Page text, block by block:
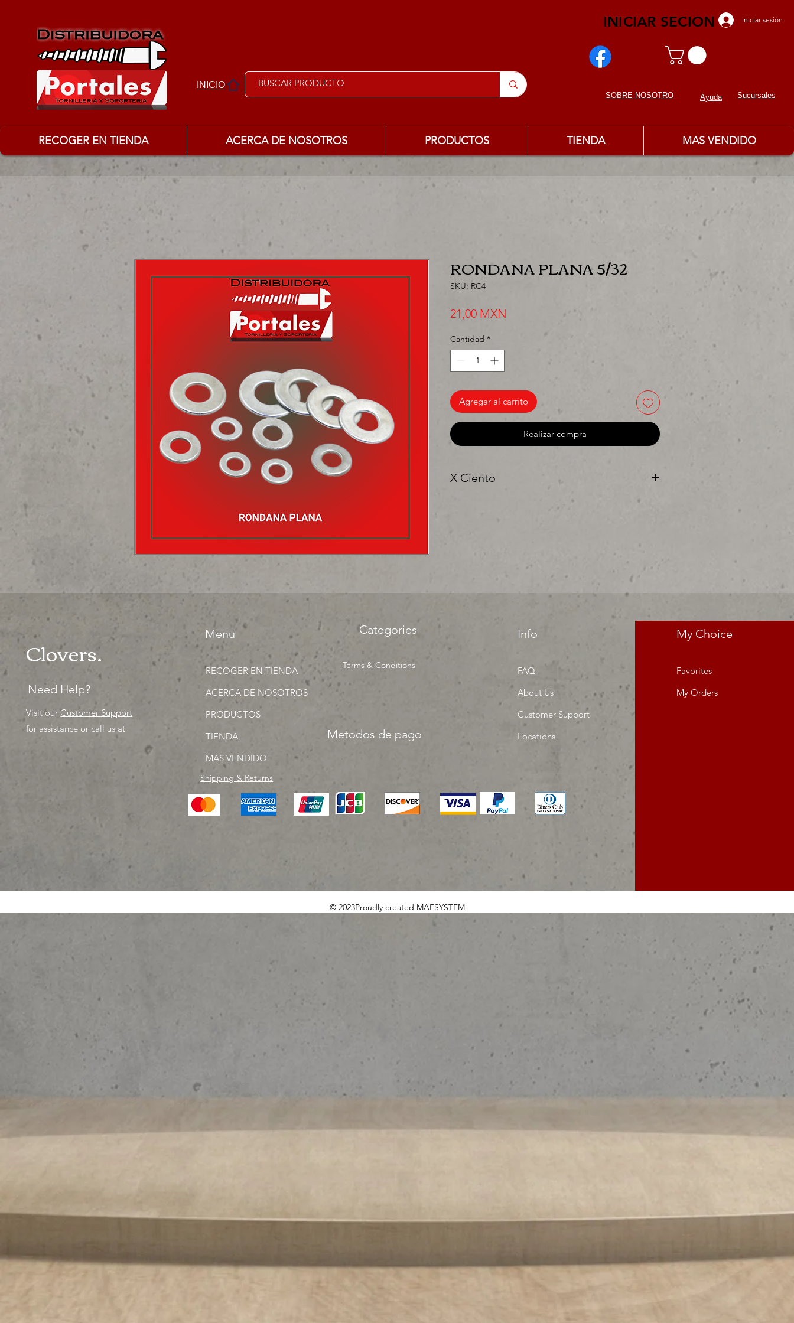
INICIO
Iniciar sesión
INICIAR SECION
SOBRE NOSOTROS Ayuda Sucursales
RECOGER EN TIENDA ACERCA DE NOSOTROS PRODUCTOS TIENDA MAS VENDIDO
RONDANA PLANA 5/32
SKU: RC4
21,00 MXN
Cantidad *
Agregar al carrito
Realizar compra
X Ciento
"Ya sea para comprar o para surtir, solo los mejores
Clovers.
Need Help?
Visit ourCustomer Support
for assistance or call us at
Menu
RECOGER EN TIENDA
ACERCA DE NOSOTROS
PRODUCTOS
TIENDA
MAS VENDIDO
Shipping & Returns
Categories
Terms & Conditions
Info
FAQ
About Us
Customer Support
Locations
My Choice
Favorites
My Orders
Metodos de pago
© 2023Proudly created MAESYSTEM